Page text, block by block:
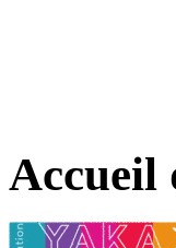
Accueil